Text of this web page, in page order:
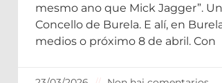
mesmo ano que Mick Jagger”.
Concello de Burela. E alí, en
medios o próximo 8 de abril. Con